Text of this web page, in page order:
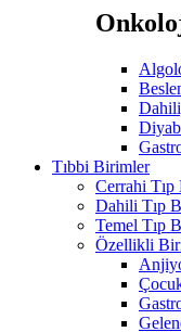
Tıbbi Birimler
Cerrahi
Dahili Tıp
Temel Tıp
Özellikli